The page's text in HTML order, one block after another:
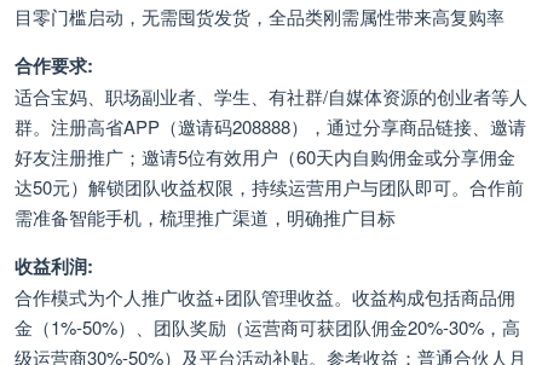
目零门槛启动，无需囤货发货，全品类刚需属性带来高复购率
合作要求:
适合宝妈、职场副业者、学生、有社群/自媒体资源的创业者等人
群。注册高省APP（邀请码208888），通过分享商品链接、邀请
好友注册推广；邀请5位有效用户（60天内自购佣金或分享佣金
达50元）解锁团队收益权限，持续运营用户与团队即可。合作前
需准备智能手机，梳理推广渠道，明确推广目标
收益利润:
合作模式为个人推广收益+团队管理收益。收益构成包括商品佣
金（1%-50%）、团队奖励（运营商可获团队佣金20%-30%，高
级运营商30%-50%）及平台活动补贴。参考收益：普通合伙人月